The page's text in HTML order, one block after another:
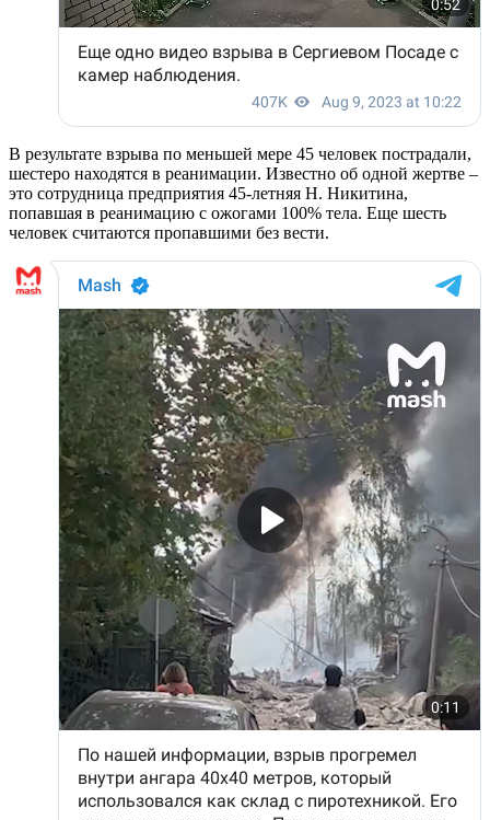
В результате взрыва по меньшей мере 45 человек пострадали,
шестеро находятся в реанимации. Известно об одной жертве –
это сотрудница предприятия 45-летняя Н. Никитина,
попавшая в реанимацию с ожогами 100% тела. Еще шесть
человек считаются пропавшими без вести.